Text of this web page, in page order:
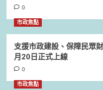
0
市政焦點
支援市政建設、保障民眾
月20日正式上線
0
市政焦點